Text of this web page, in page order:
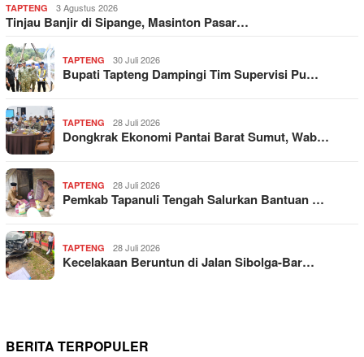
TAPTENG 3 Agustus 2026
Tinjau Banjir di Sipange, Masinton Pasar…
TAPTENG 30 Juli 2026
Bupati Tapteng Dampingi Tim Supervisi Pu…
TAPTENG 28 Juli 2026
Dongkrak Ekonomi Pantai Barat Sumut, Wab…
TAPTENG 28 Juli 2026
Pemkab Tapanuli Tengah Salurkan Bantuan …
TAPTENG 28 Juli 2026
Kecelakaan Beruntun di Jalan Sibolga-Bar…
BERITA TERPOPULER